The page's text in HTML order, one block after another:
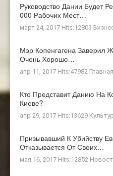
Руководство Дании Будет
000 Рабочих Мест…
март 24, 2017 Hits:12803
Мэр Копенгагена Заверил
Очень Хорошо…
апр 11, 2017 Hits:47982 Главная
Кто Представит Данию На
Киеве?
апр 29, 2017 Hits:13629
Призывавший К Убийству
Отказывается От Своих…
мая 16, 2017 Hits:12852